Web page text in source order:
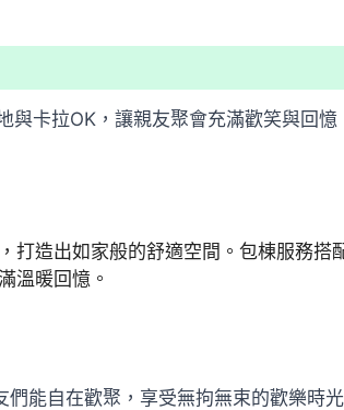
卡拉OK，讓親友聚會充滿歡笑與回
打造出如家般的舒適空間。包棟服務
溫暖回憶。
能自在歡聚，享受無拘無束的歡樂時光